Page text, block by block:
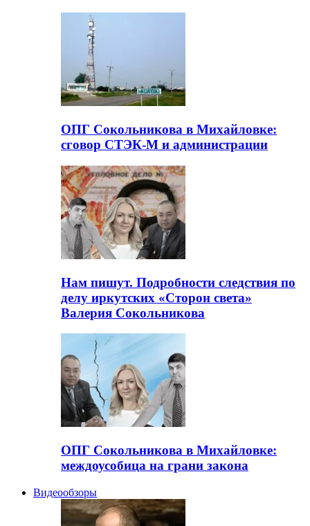
ОПГ Сокольникова в Михайловке:
сговор СТЭК-М и администрации
Нам пишут. Подробности следствия по
делу иркутских «Сторон света»
Валерия Сокольникова
ОПГ Сокольникова в Михайловке:
междоусобица на грани закона
Видеообзоры